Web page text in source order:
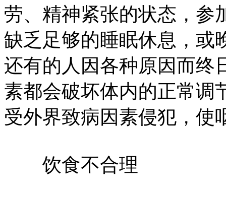
劳、精神紧张的状态，参
缺乏足够的睡眠休息，或
还有的人因各种原因而终
素都会破坏体内的正常调
受外界致病因素侵犯，使
饮食不合理